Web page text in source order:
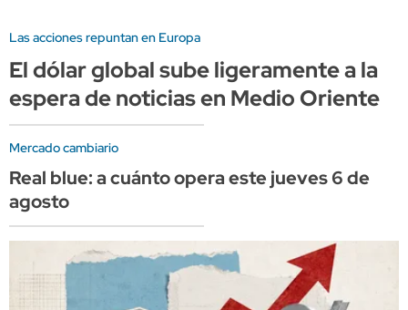
Las acciones repuntan en Europa
El dólar global sube ligeramente a la
espera de noticias en Medio Oriente
Mercado cambiario
Real blue: a cuánto opera este jueves 6 de
agosto